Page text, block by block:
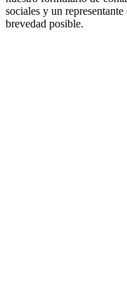
sociales y un
brevedad posible.